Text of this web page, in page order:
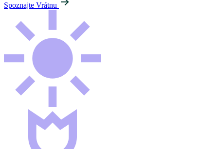
Spoznajte Vrátnu